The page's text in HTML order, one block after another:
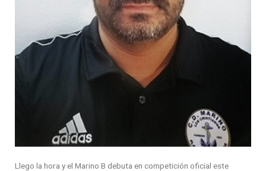
Llego la hora y el Marino B debuta en competición oficial este